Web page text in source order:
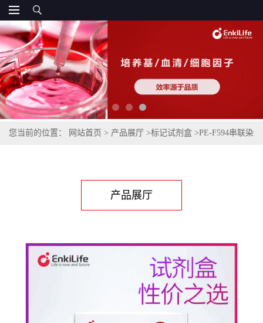
您当前的位置： 网站首页 > 产品展厅 >标记试剂盒 >PE-F594串联染
产品展厅